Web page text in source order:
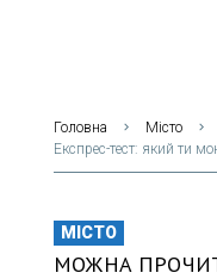
Головна
Місто
Експрес-тест: який ти
МІСТО
МОЖНА